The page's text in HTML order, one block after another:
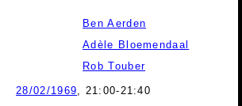
Ben Aerden
Adèle Bloemendaal
Rob Touber
28/02/1969, 21:00-21:40